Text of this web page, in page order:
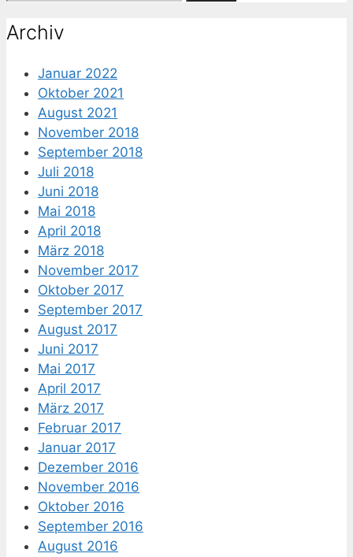
Archiv
Januar 2022
Oktober 2021
August 2021
November 2018
September 2018
Juli 2018
Juni 2018
Mai 2018
April 2018
März 2018
November 2017
Oktober 2017
September 2017
August 2017
Juni 2017
Mai 2017
April 2017
März 2017
Februar 2017
Januar 2017
Dezember 2016
November 2016
Oktober 2016
September 2016
August 2016